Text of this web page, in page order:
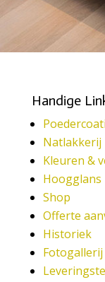
Handige
Natlakkerij
Kleuren &
Hoogglans
Shop
Offerte
Historiek
Fotogallerij